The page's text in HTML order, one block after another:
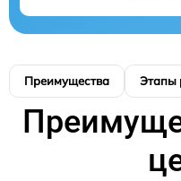
Преимущества Этапы